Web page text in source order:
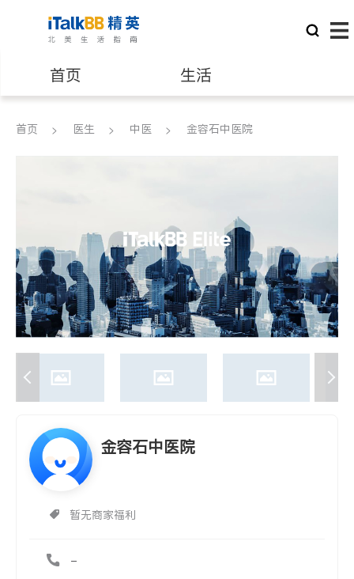
首页 生活
医生 律师
养老 非盈利组织
首页 医生 中医 金容石中医院
金容石中医院
暂无商家福利
-